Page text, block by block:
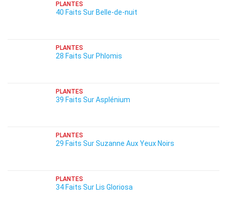
PLANTES
40 Faits Sur Belle-de-nuit
PLANTES
28 Faits Sur Phlomis
PLANTES
39 Faits Sur Asplénium
PLANTES
29 Faits Sur Suzanne Aux Yeux Noirs
PLANTES
34 Faits Sur Lis Gloriosa